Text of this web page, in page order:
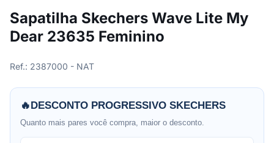
Sapatilha Skechers Wave Lite My
Dear 23635 Feminino
Ref.: 2387000 - NAT
🔥DESCONTO PROGRESSIVO SKECHERS
Quanto mais pares você compra, maior o desconto.